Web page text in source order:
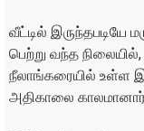
வீட்டில் இருந்தபடியே
பெற்று வந்த
நீலாங்கரையில் உள்ள
அதிகாலை